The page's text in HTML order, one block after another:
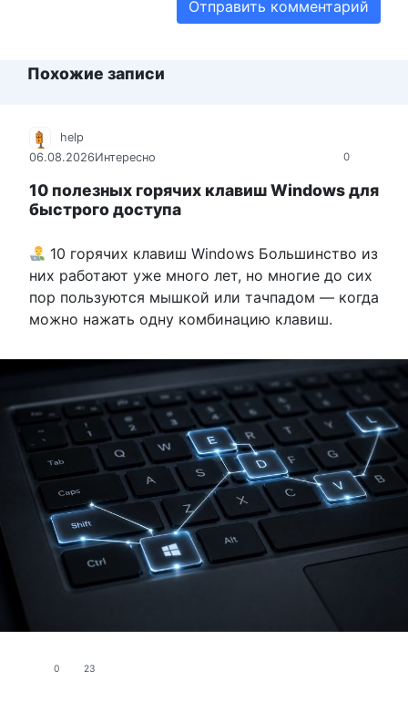
Похожие записи
0
help
06.08.2026Интересно
10 полезных горячих клавиш Windows для
быстрого доступа
10 горячих клавиш Windows Большинство из
них работают уже много лет, но многие до сих
пор пользуются мышкой или тачпадом — когда
можно нажать одну комбинацию клавиш.
0 23